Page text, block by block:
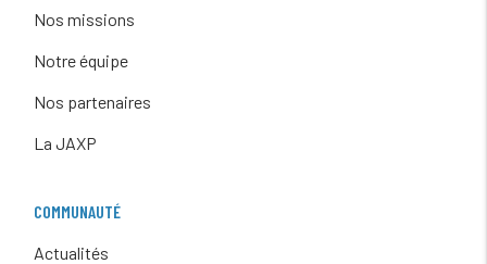
Nos missions
Notre équipe
Nos partenaires
La JAXP
COMMUNAUTÉ
Actualités